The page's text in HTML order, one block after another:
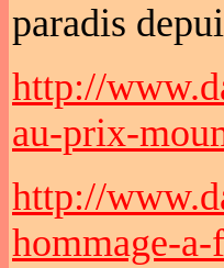
paradis
http://
au-prix-
http://
hommage-